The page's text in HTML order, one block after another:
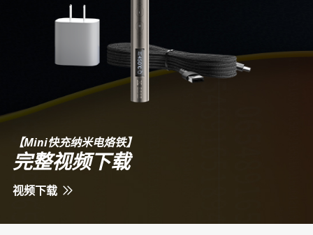
【Mini快充纳米电烙铁】
完整视频下载
视频下载